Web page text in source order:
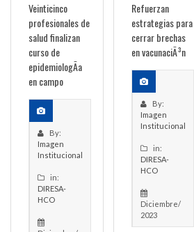
Veinticinco
profesionales de
salud finalizan
curso de
epidemiologÃ­a
en campo
By:
Imagen
Institucional
in:
DIRESA-
HCO
Refuerzan
estrategias para
cerrar brechas
en vacunaciÃ³n
By:
Imagen
Institucional
in:
DIRESA-
HCO
Diciembre/
2023